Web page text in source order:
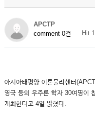
APCTP
comment 0건
Hit
아시아태평양 이론물리센터
영국 등의 우주론 학자 30여명이
개최한다고 4일 밝혔다.